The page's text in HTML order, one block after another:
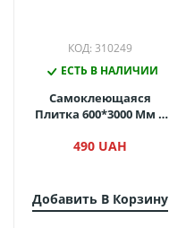
КОД: 310249
ЕСТЬ В НАЛИЧИИ
Самоклеющаяся
Плитка 600*3000 Мм В
Мрамор С Золотом)
490 UAH
Добавить В Корзину